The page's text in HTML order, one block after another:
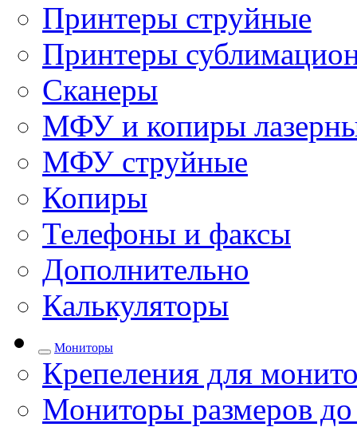
Принтеры струйные
Принтеры
Сканеры
МФУ и копиры
МФУ струйные
Копиры
Телефоны и факсы
Дополнительно
Калькуляторы
Мониторы
Крепеления для
Мониторы размеров